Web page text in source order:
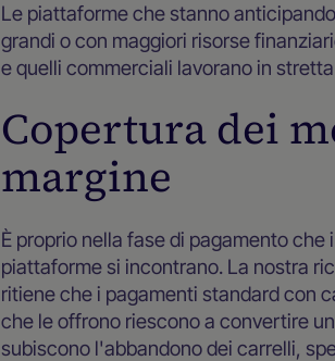
Le piattaforme che stanno
grandi o con maggiori risorse
e quelli commerciali lavorano in
Copertura dei
margine
È proprio nella fase di pagamento
piattaforme si incontrano. La nostra
ritiene che i pagamenti standard con
che le offrono riescono a convertire
subiscono l'abbandono dei carrelli,